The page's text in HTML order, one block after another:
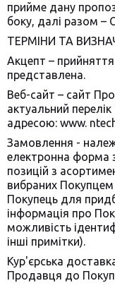
прийме дану
боку, далі разом –
ТЕРМІНИ ТА
Акцепт –
представлена.
Веб-сайт – сайт
актуальний перелік
адресою: www.
Замовлення -
електронна форма
позицій з
вибраних Покупцем
Покупець для
інформація про
можливість
інші примітки).
Кур'єрська
Продавця до